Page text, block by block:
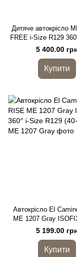
Дитяче автокрісло
FREE i-Size R129
(40–150 см)
5 400.00
Купити
Автокрісло El
ME 1207 Gray
Size R129 (40-
5 199.00
Купити